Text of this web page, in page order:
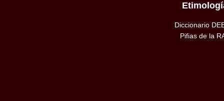
Diccionario
Pifias de la